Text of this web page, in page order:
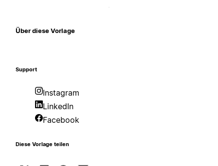
Über diese Vorlage
Support
Instagram
LinkedIn
Facebook
Diese Vorlage teilen